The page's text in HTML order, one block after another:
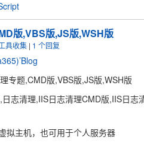
版,VBS版,JS版,WSH版
具收集 | 1 个回复
专题,CMD版,VBS版,JS版,WSH版
志清理,IIS日志清理CMD版,IIS日
拟主机，也可用于个人服务器